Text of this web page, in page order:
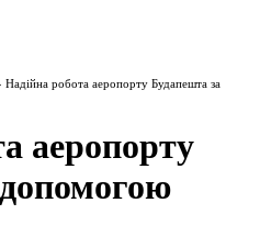
Надійна робота аеропорту Будапешта за
аеропорту